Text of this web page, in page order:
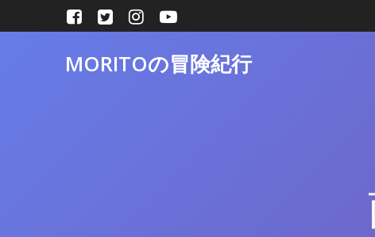
ン
MORITOの冒険紀行